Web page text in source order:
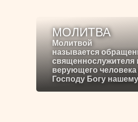
МОЛИТВА
Молитвой
называется
священнослужителя
верующего человека
Господу Богу нашему